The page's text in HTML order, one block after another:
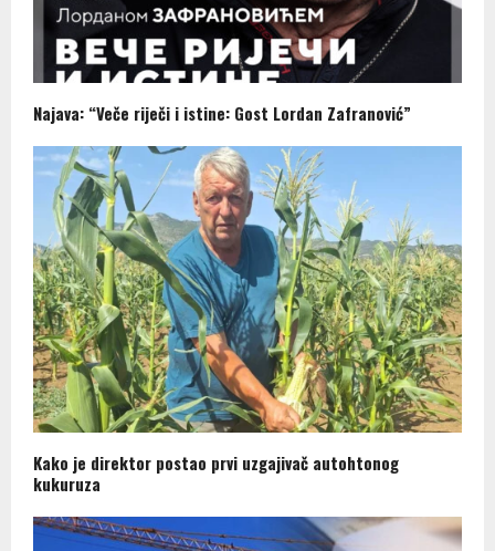
Najava: “Veče riječi i istine: Gost Lordan Zafranović”
Kako je direktor postao prvi uzgajivač autohtonog
kukuruza